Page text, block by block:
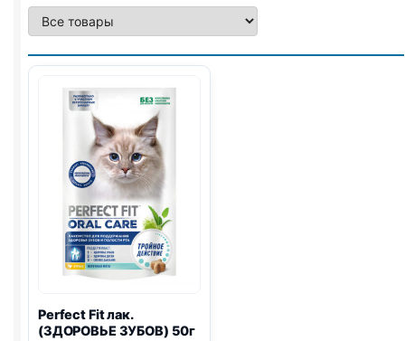
Perfect Fit лак.
(ЗДОРОВЬЕ ЗУБОВ) 50г